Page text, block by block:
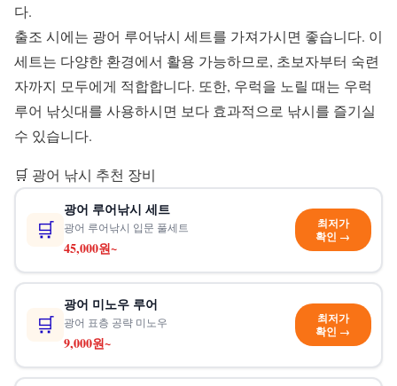
다.
출조 시에는 광어 루어낚시 세트를 가져가시면 좋습니다. 이
세트는 다양한 환경에서 활용 가능하므로, 초보자부터 숙련
자까지 모두에게 적합합니다. 또한, 우럭을 노릴 때는 우럭
루어 낚싯대를 사용하시면 보다 효과적으로 낚시를 즐기실
수 있습니다.
🛒 광어 낚시 추천 장비
🛒
광어 루어낚시 세트
광어 루어낚시 입문 풀세트
45,000원~
최저가
확인 →
🛒
광어 미노우 루어
광어 표층 공략 미노우
9,000원~
최저가
확인 →